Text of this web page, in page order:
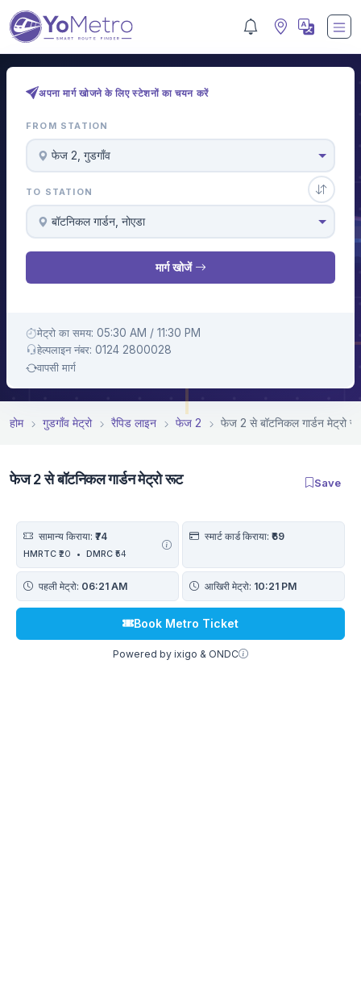
अपना मार्ग खोजने के लिए स्टेशनों का चयन करें
FROM STATION
फेज 2, गुडगाँव
TO STATION
बॉटनिकल गार्डन, नोएडा
मार्ग खोजें
मेट्रो का समय: 05:30 AM / 11:30 PM
हेल्पलाइन नंबर: 0124 2800028
वापसी मार्ग
होम गुडगाँव मेट्रो रैपिड लाइन फेज 2 फेज 2 से बॉटनिकल गार्डन मेट्रो
फेज 2 से बॉटनिकल गार्डन मेट्रो रूट Save
सामान्य किराया: ₹74
HMRTC ₹20 • DMRC ₹54
स्मार्ट कार्ड किराया: ₹69
पहली मेट्रो: 06:21 AM आखिरी मेट्रो: 10:21 PM
Book Metro Ticket
Powered by ixigo & ONDC